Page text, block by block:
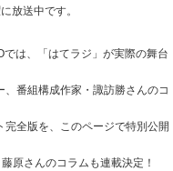
放送中です。
は、「はてラジ」が実際の舞台
番組構成作家・諏訪勝さんのコ
全版を、このページで特別公開
原さんのコラムも連載決定！